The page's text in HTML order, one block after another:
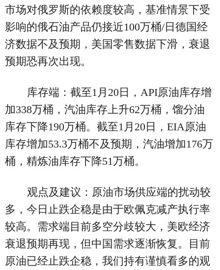
市场对俄罗斯的依赖度较高，基准情景下受
影响的俄石油产品仍接近100万桶/日德国经
济数据不及预期，美国零售数据下滑，衰退
预期恐再次出现。
库存端：截至1月20日，API原油库存增
加338万桶，汽油库存上升62万桶，馏分油
库存下降190万桶。截至1月20日，EIA原油
库存增加53.3万桶不及预期，汽油增加176万
桶，精炼油库存下降51万桶。
观点及建议：原油市场供应端的扰动较
多，今日止跌企稳是由于欧佩克减产执行率
较高。需求端目前多空分歧较大，美欧经济
衰退预期再现，但中国需求逐渐恢复。目前
原油已经止跌企稳，我们持有谨慎看多的观